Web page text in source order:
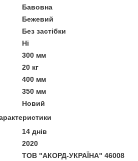
Бавовна
Бежевий
Без застібки
Ні
300 мм
20 кг
400 мм
350 мм
Новий
14 днів
2020
ТОВ "АКОРД-УКРАЇНА" 46008